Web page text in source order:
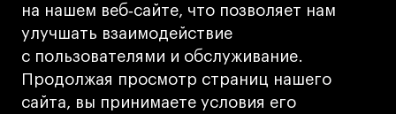
на нашем веб‑сайте, что позволяет нам
улучшать взаимодействие
с пользователями и обслуживание.
Продолжая просмотр страниц нашего
сайта, вы принимаете условия его
Карта сайта
Дизайн
Разработка